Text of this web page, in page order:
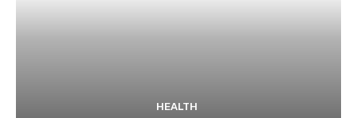
HEALTH